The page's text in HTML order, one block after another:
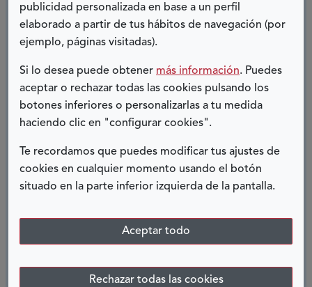
publicidad personalizada en base a un perfil
elaborado a partir de tus hábitos de navegación (por
ejemplo, páginas visitadas).
Si lo desea puede obtener más información. Puedes
aceptar o rechazar todas las cookies pulsando los
botones inferiores o personalizarlas a tu medida
haciendo clic en "configurar cookies".
Te recordamos que puedes modificar tus ajustes de
cookies en cualquier momento usando el botón
situado en la parte inferior izquierda de la pantalla.
Aceptar todo
Rechazar todas las cookies
autoestima, así como mi confianza.
Puedo decir queINnet Campus ha sido uno de los
superar mi último año de Bachilleratopara conseguir
uno de los objetivos más importantes en mi vida,
como es el de ir a la Universidad y estudiar lo que me
guste y elija. Mucha gente te dice: “eso no es para ti,
no llegarás hasta ahí o no lo conseguirás”. Pero lo
importante es que tú tengas claros tus objetivos; esas
voces son como el ruido de fondo que un atleta oye
antes de superar un nuevo récord mundial ya que
que puede y que lo va a hacer y confía en ello y
entrena y sufre y se esfuerza y por eso lo bate. En una
frase,INnetCampus ha sido un antes y un después en